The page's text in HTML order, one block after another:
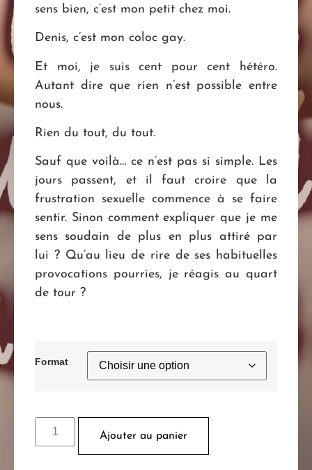
sens bien, c’est mon petit chez moi.
Denis, c’est mon coloc gay.
Et moi, je suis cent pour cent hétéro.
Autant dire que rien n’est possible entre
nous.
Rien du tout, du tout.
Sauf que voilà… ce n’est pas si simple. Les
jours passent, et il faut croire que la
frustration sexuelle commence à se faire
sentir. Sinon comment expliquer que je me
sens soudain de plus en plus attiré par
lui ? Qu’au lieu de rire de ses habituelles
provocations pourries, je réagis au quart
de tour ?
Format
Ajouter au panier